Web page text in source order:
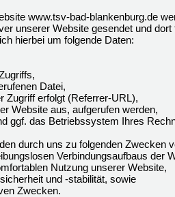
www.tsv-bad-blankenburg.de
unserer Website gesendet und
hierbei um folgende Daten:
Datei,
Zugriff erfolgt (Referrer-URL),
Website aus, aufgerufen werden,
ggf. das Betriebssystem Ihres
durch uns zu folgenden Zwecken
Verbindungsaufbaus der
Nutzung unserer Website,
und -stabilität, sowie
Zwecken.